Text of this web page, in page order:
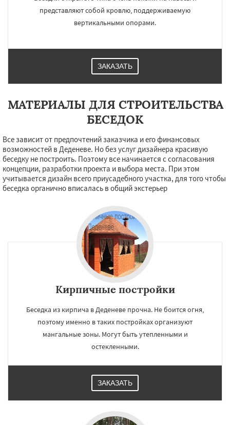
представляют собой кровлю, поддерживаемую
вертикальными опорами.
ЗАКАЗАТЬ
МАТЕРИАЛЫ ДЛЯ СТРОИТЕЛЬСТВА
БЕСЕДОК
Все зависит от предпочтений заказчика и его финансовых
возможностей в Деденеве. Но без услуг дизайнера красивую
беседку не построить. Поэтому все начинается с согласования
концепции, разработки проекта и выбора места. При этом
учитывается дизайн всего приусадебного участка, для того чтобы
беседка органично вписалась в общий экстерьер
Кирпичные постройки
Беседка из кирпича в Деденеве прочна. Не боится огня,
поэтому именно в таких постройках организуют
мангальные зоны. Могут быть утепленными и
остекленными.
ЗАКАЗАТЬ